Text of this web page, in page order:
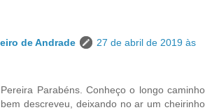
de Andrade
27 de abril de 2019 às
Parabéns. Conheço o longo caminho
descreveu, deixando no ar um cheirinho